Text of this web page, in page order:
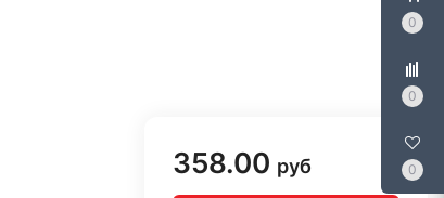
0
0
0
358.00 руб